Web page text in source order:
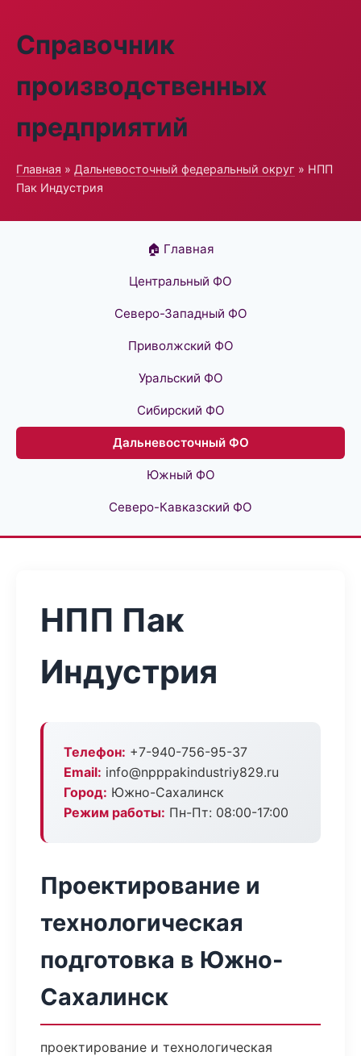
Справочник
производственных
предприятий
Главная » Дальневосточный федеральный округ » НПП
Пак Индустрия
🏠 Главная
Центральный ФО
Северо-Западный ФО
Приволжский ФО
Уральский ФО
Сибирский ФО
Дальневосточный ФО
Южный ФО
Северо-Кавказский ФО
НПП Пак
Индустрия
Телефон: +7-940-756-95-37
Email: info@npppakindustriy829.ru
Город: Южно-Сахалинск
Режим работы: Пн-Пт: 08:00-17:00
Проектирование и
технологическая
подготовка в Южно-
Сахалинск
проектирование и технологическая